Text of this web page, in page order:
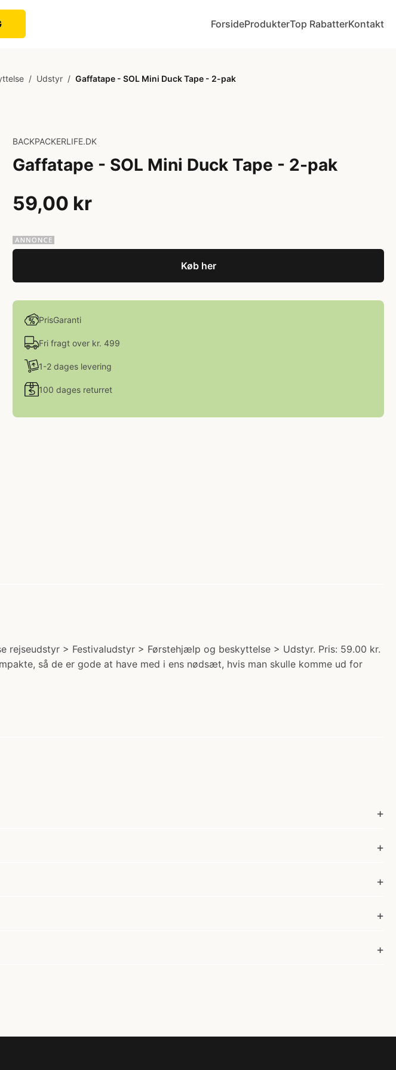
ForsideProdukterTop RabatterKontakt
/ Udstyr / Gaffatape - SOL Mini Duck Tape - 2-pak
BACKPACKERLIFE.DK
Gaffatape - SOL Mini Duck Tape - 2-pak
59,00 kr
Køb her
PrisGaranti
Fri fragt over kr. 499
1-2 dages levering
100 dages returret
rejseudstyr > Festivaludstyr > Førstehjælp og beskyttelse > Udstyr. Pris: 59.00 kr.
så de er gode at have med i ens nødsæt, hvis man skulle komme ud for